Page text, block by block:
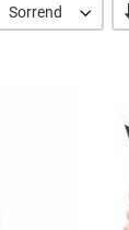
Sorrend